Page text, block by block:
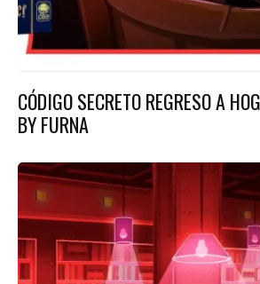
CÓDIGO SECRETO REGRESO A
BY FURNA